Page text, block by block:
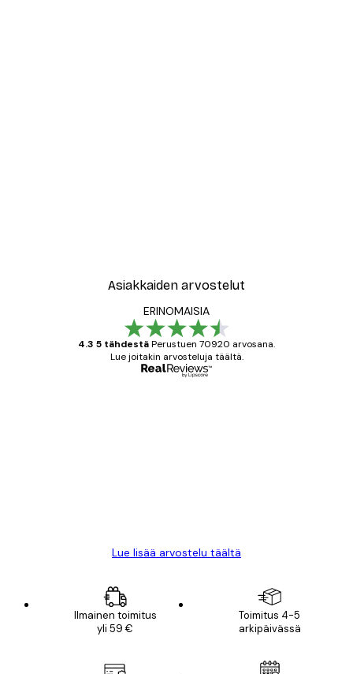
Asiakkaiden arvostelut
ERINOMAISIA
4.3 5 tähdestäPerustuen 70920 arvosana.
Lue joitakin arvosteluja täältä.
Lue lisää arvostelu täältä
Ilmainen toimitus
yli 59 €
Toimitus 4-5
arkipäivässä